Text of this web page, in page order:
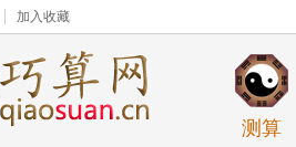
加入收藏
测算